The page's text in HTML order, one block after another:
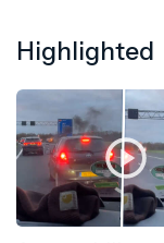
Highlighted